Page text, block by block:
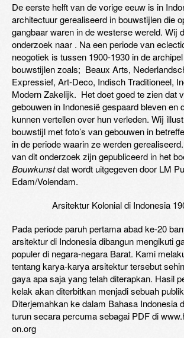
De eerste helft van de vorige eeuw is in
architectuur gerealiseerd in bouwstijlen die
gangbaar waren in de westerse wereld. Wij
onderzoek naar . Na een periode van
neogotiek is tussen 1900-1930 in de
bouwstijlen zoals; Beaux Arts,
Expressief, Art-Deco, Indisch Traditioneel,
Modern Zakelijk. Het doet goed te zien dat
gebouwen in Indonesië gespaard bleven en
kunnen vertellen over hun verleden. Wij
bouwstijl met foto’s van gebouwen in
in de periode waarin ze werden
van dit onderzoek zijn gepubliceerd in het
Bouwkunstdat wordt uitgegeven door LM
Edam/Volendam.
Arsitektur Kolonial di Indonesia
Pada periode paruh pertama abad ke-20
arsitektur di Indonesia dibangun mengikuti
populer di negara-negara Barat. Kami
tentang karya-karya arsitektur tersebut
gaya apa saja yang telah diterapkan. Hasil
kelak akan diterbitkan menjadi sebuah
Diterjemahkan ke dalam Bahasa Indonesia
turun secara percuma sebagai PDF di
on.org